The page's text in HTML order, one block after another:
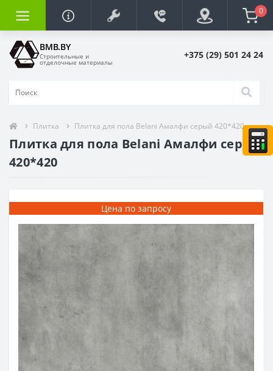
0
BMB.BY
Строительные и
отделочные материалы
+375 (29) 501 24 24
Плитка Плитка для пола Belani Амалфи серый 420*420
Плитка для пола Belani Амалфи серый
420*420
Цена по запросу